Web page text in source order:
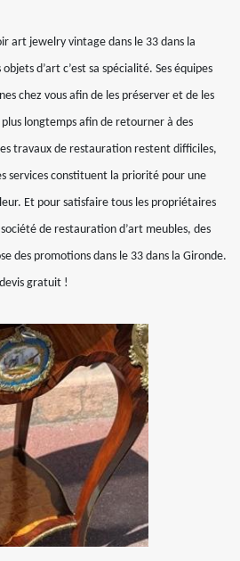
art jewelry vintage dans le 33 dans la
d’art c’est sa spécialité. Ses équipes
chez vous afin de les préserver et de les
longtemps afin de retourner à des
travaux de restauration restent difficiles,
services constituent la priorité pour une
Et pour satisfaire tous les propriétaires
de restauration d’art meubles, des
des promotions dans le 33 dans la Gironde.
gratuit !